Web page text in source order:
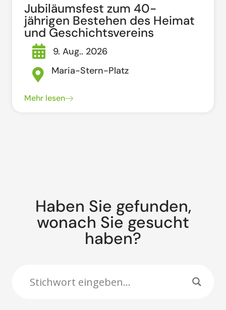
Jubiläumsfest zum 40-
jährigen Bestehen des Heimat
und Geschichtsvereins
9. Aug.. 2026
Maria-Stern-Platz
Mehr lesen
Haben Sie gefunden,
wonach Sie gesucht
haben?